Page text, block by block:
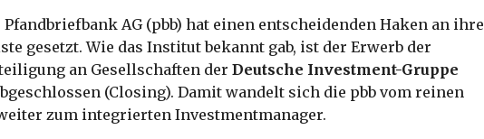
Pfandbriefbank AG (pbb) hat einen entscheidenden Haken an ihre
gesetzt. Wie das Institut bekannt gab, ist der Erwerb der
an Gesellschaften der Deutsche Investment-Gruppe
(Closing). Damit wandelt sich die pbb vom reinen
zum integrierten Investmentmanager.